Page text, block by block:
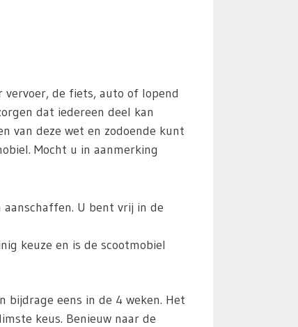
vervoer, de fiets, auto of lopend
dat iedereen deel kan
van deze wet en zodoende kunt
Mocht u in aanmerking
U bent vrij in de
keuze en is de scootmobiel
bijdrage eens in de 4 weken. Het
keus. Benieuw naar de